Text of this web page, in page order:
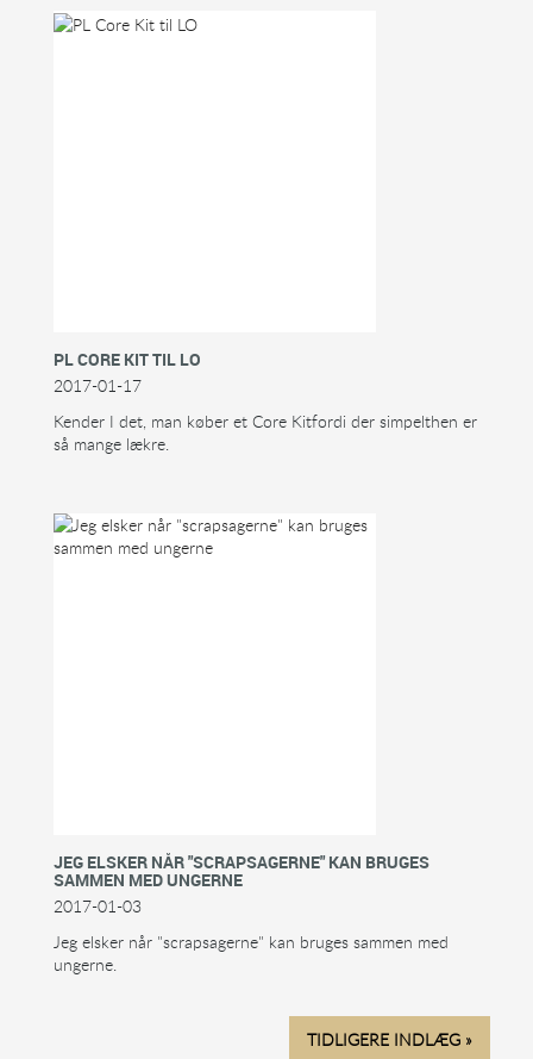
PL CORE KIT TIL LO
2017-01-17
Kender I det, man køber et Core Kitfordi der simpelthen er
så mange lækre.
JEG ELSKER NÅR "SCRAPSAGERNE" KAN BRUGES
SAMMEN MED UNGERNE
2017-01-03
Jeg elsker når "scrapsagerne" kan bruges sammen med
ungerne.
TIDLIGERE INDLÆG »